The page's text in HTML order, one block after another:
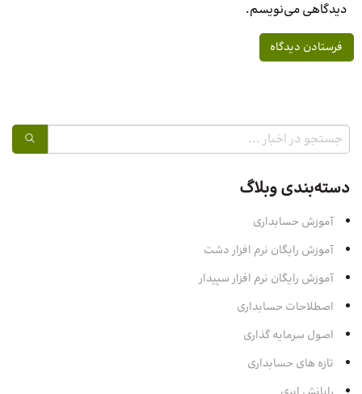
دیدگاهی می‌نویسم.
دسته‌بندی وبلاگ
آموزش حسابداری
آموزش رایگان نرم افزار دشت
آموزش رایگان نرم افزار سپیدار
اصطلاحات حسابداری
اصول سرمایه‌ گذاری
تازه های حسابداری